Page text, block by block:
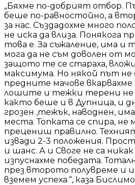
„Бяхме по-добрият отбор.
беше по-равностойно, а
за нас. Създадохме много
не иска да влиза. Понякога
това е. За съжаление, има и
мога да не съм доволен от
защото те се стараха,
максимума. Но някой път не
предните мачове вкарвахме
лошите и тежки терени не
както беше и в Дупница, и
грозен ,тежък, наводнен,
места. Топката се спира, не
прецениш правилно.
извади 2-3 положения.
и шанс. А и Своге не са
изпуснахме победата.
през второто полувреме и
вземем успеха.“, каза